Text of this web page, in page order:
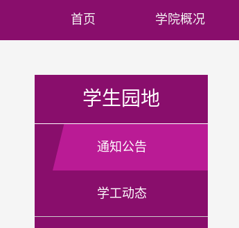
首页 学院概况
学生园地
通知公告
学工动态